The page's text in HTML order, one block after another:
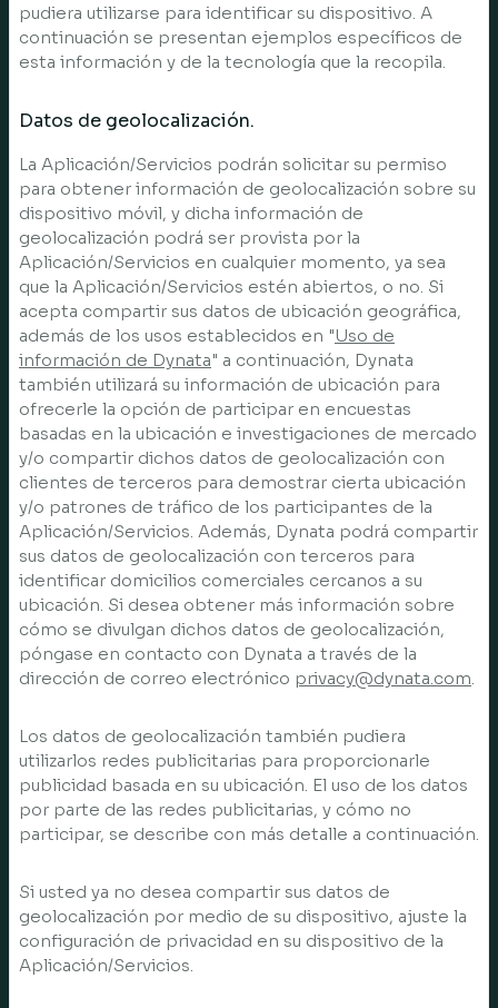
pudiera utilizarse para identificar su dispositivo. A
continuación se presentan ejemplos específicos de
esta información y de la tecnología que la recopila.
Datos de geolocalización.
La Aplicación/Servicios podrán solicitar su permiso
para obtener información de geolocalización sobre su
dispositivo móvil, y dicha información de
geolocalización podrá ser provista por la
Aplicación/Servicios en cualquier momento, ya sea
que la Aplicación/Servicios estén abiertos, o no. Si
acepta compartir sus datos de ubicación geográfica,
además de los usos establecidos en "Uso de
información de Dynata" a continuación, Dynata
también utilizará su información de ubicación para
ofrecerle la opción de participar en encuestas
basadas en la ubicación e investigaciones de mercado
y/o compartir dichos datos de geolocalización con
clientes de terceros para demostrar cierta ubicación
y/o patrones de tráfico de los participantes de la
Aplicación/Servicios. Además, Dynata podrá compartir
sus datos de geolocalización con terceros para
identificar domicilios comerciales cercanos a su
ubicación. Si desea obtener más información sobre
cómo se divulgan dichos datos de geolocalización,
póngase en contacto con Dynata a través de la
dirección de correo electrónico privacy@dynata.com.
Los datos de geolocalización también pudiera
utilizarlos redes publicitarias para proporcionarle
publicidad basada en su ubicación. El uso de los datos
por parte de las redes publicitarias, y cómo no
participar, se describe con más detalle a continuación.
Si usted ya no desea compartir sus datos de
geolocalización por medio de su dispositivo, ajuste la
configuración de privacidad en su dispositivo de la
Aplicación/Servicios.